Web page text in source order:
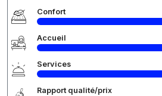
Confort
Accueil
Services
Rapport qualité/prix